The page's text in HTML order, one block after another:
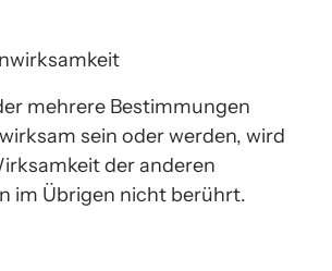
mehrere Bestimmungen
sein oder werden, wird
der anderen
im Übrigen nicht berührt.